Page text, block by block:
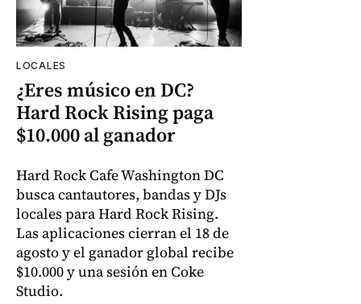
LOCALES
¿Eres músico en DC?
Hard Rock Rising paga
$10.000 al ganador
Hard Rock Cafe Washington DC
busca cantautores, bandas y DJs
locales para Hard Rock Rising.
Las aplicaciones cierran el 18 de
agosto y el ganador global recibe
$10.000 y una sesión en Coke
Studio.